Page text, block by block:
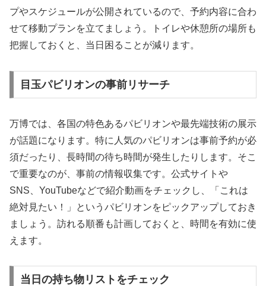
プやスケジュールが公開されているので、予約内容に合わ
せて移動プランを立てましょう。トイレや休憩所の場所も
把握しておくと、当日困ることが減ります。
目玉パビリオンの事前リサーチ
万博では、各国の特色あるパビリオンや最先端技術の展示
が話題になります。特に人気のパビリオンは事前予約が必
須だったり、長時間の待ち時間が発生したりします。そこ
で重要なのが、事前の情報収集です。公式サイトや
SNS、YouTubeなどで紹介動画をチェックし、「これは
絶対見たい！」というパビリオンをピックアップしておき
ましょう。訪れる順番も計画しておくと、時間を有効に使
えます。
当日の持ち物リストをチェック